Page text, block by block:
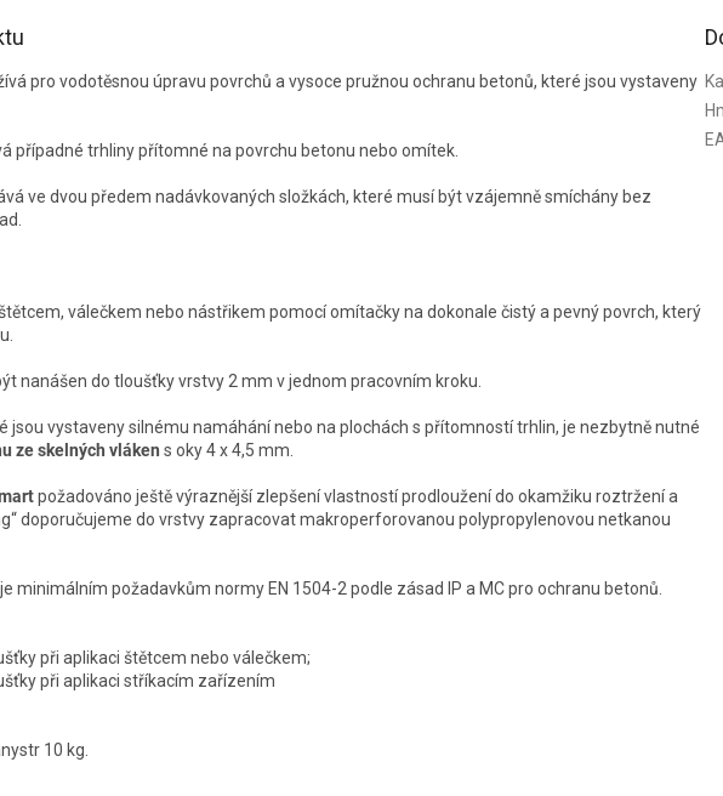
pro vodotěsnou úpravu povrchů a vysoce pružnou ochranu betonů, které jsou vystaveny
případné trhliny přítomné na povrchu betonu nebo omítek.
ve dvou předem nadávkovaných složkách, které musí být vzájemně smíchány bez
válečkem nebo nástřikem pomocí omítačky na dokonale čistý a pevný povrch, který
nanášen do tloušťky vrstvy 2 mm v jednom pracovním kroku.
jsou vystaveny silnému namáhání nebo na plochách s přítomností trhlin, je nezbytně nutné
ze skelných vláken s oky 4 x 4,5 mm.
požadováno ještě výraznější zlepšení vlastností prodloužení do okamžiku roztržení a
doporučujeme do vrstvy zapracovat makroperforovanou polypropylenovou netkanou
minimálním požadavkům normy EN 1504-2 podle zásad IP a MC pro ochranu betonů.
při aplikaci štětcem nebo válečkem;
při aplikaci stříkacím zařízením
10 kg.